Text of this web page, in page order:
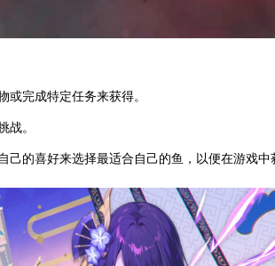
完成特定任务来获得。
战。
的喜好来选择最适合自己的鱼，以便在游戏中